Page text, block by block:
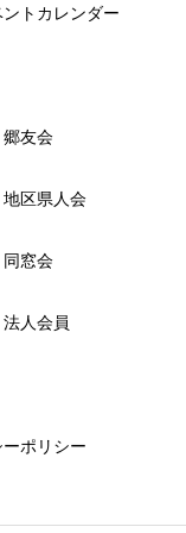
トカレンダー
友会
区県人会
窓会
人会員
ポリシー